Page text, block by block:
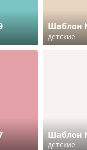
Шаблон
детские
Шаблон
детские